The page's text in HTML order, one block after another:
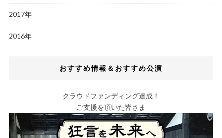
2017年
2016年
おすすめ情報＆おすすめ公演
クラウドファンディング達成！
ご支援を頂いた皆さま